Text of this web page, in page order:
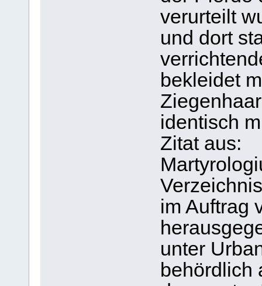
verurteilt
und dort
bekleidet
identisch
Zitat aus:
im Auftrag
unter
behördlich